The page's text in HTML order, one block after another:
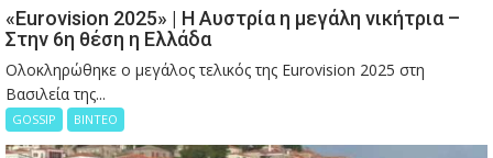
«Eurovision 2025» | Η Αυστρία η μεγάλη νικήτρια –
Στην 6η θέση η Ελλάδα
Ολοκληρώθηκε ο μεγάλος τελικός της Eurovision 2025 στη
Βασιλεία της...
GOSSIP ΒΙΝΤΕΟ